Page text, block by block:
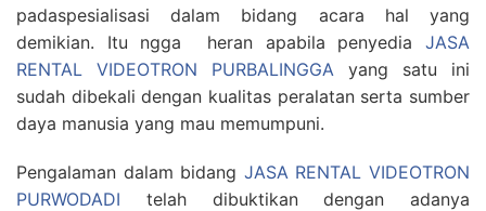
padaspesialisasi dalam bidang acara hal yang
demikian. Itu ngga heran apabila penyedia JASA
RENTAL VIDEOTRON PURBALINGGA yang satu ini
sudah dibekali dengan kualitas peralatan serta sumber
daya manusia yang mau memumpuni.
Pengalaman dalam bidang JASA RENTAL VIDEOTRON
PURWODADI telah dibuktikan dengan adanya